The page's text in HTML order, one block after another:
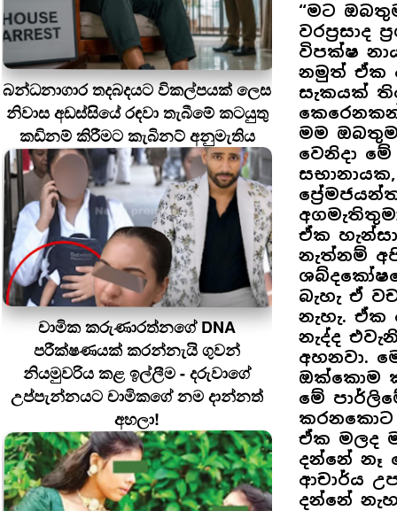
බන්ධනාගාර තදබදයට විකල්පයක් ලෙස
නිවාස අඩස්සියේ රඳවා තැබීමේ කටයුතු
කඩිනම් කිරීමට කැබිනට් අනුමැතිය
චාමික කරුණාරත්නගේ DNA
පරීක්ෂණයක් කරන්නැයි ගුවන්
නියමුවරිය කළ ඉල්ලීම - දරුවාගේ
උප්පැන්නයට චාමිකගේ නම දාන්නත්
අහලා!
“මට
වරප්‍රසාද
විපක්ෂ
නමුත් ඒක
සැකයක්
මම
වෙනිදා
ඒක
නැත්නම්
බැහැ ඒ
නැහැ.
නැද්ද
අහනවා.
ඔක්කොම
මේ
කරනකොට
ඒක මලද
දන්නේ නෑ
ආචාර්ය
දන්නේ